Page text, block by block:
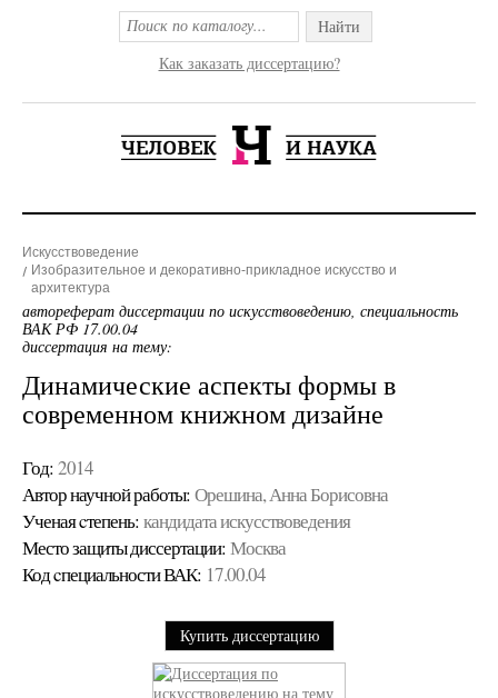
Найти
Как заказать диссертацию?
Искусствоведение
Изобразительное и декоративно-прикладное искусство и
архитектура
автореферат диссертации по искусствоведению, специальность
ВАК РФ 17.00.04
диссертация на тему:
Динамические аспекты формы в
современном книжном дизайне
Год: 2014
Автор научной работы: Орешина, Анна Борисовна
Ученая cтепень: кандидата искусствоведения
Место защиты диссертации: Москва
Код cпециальности ВАК: 17.00.04
Купить диссертацию